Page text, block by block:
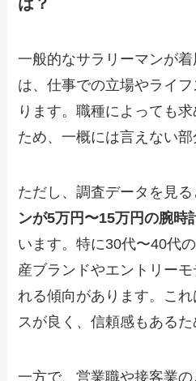
一般的なサラリーマンが
は、仕事での立場やライ
ります。職種によっても
ため、一概には言えない部
ただし、調査データを見る
ンが5万円〜15万円の腕時
います。特に30代〜40代
産ブランドやエントリー
れる傾向があります。こ
スが良く、信頼感もあるた
一方で、営業職や接客業の